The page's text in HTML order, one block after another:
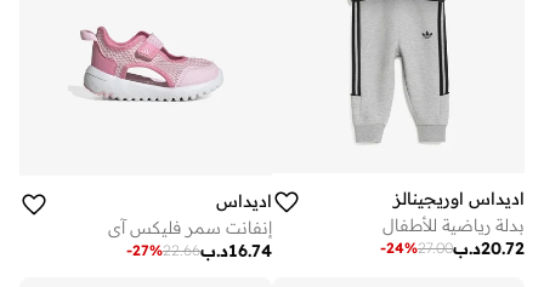
اديداس اوريجينالز
بدلة رياضية للأطفال
د.ب20.72
27.00
-24%
اديداس
إنفانت سمر فليكس آي
د.ب16.74
22.66
-27%